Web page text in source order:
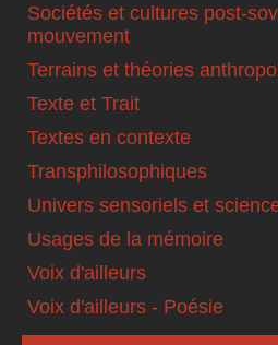
Sociétés et cultures post-
mouvement
Terrains et théories
Texte et Trait
Textes en contexte
Transphilosophiques
Univers sensoriels et
Usages de la mémoire
Voix d'ailleurs
Voix d'ailleurs - Poésie